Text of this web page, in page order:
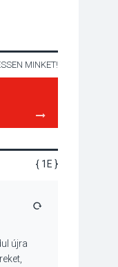
MINKET!
{ 1E }
újra